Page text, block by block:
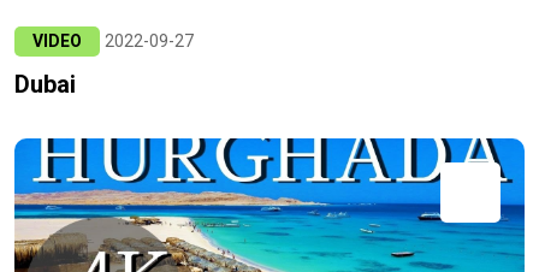
VIDEO 2022-09-27
Dubai